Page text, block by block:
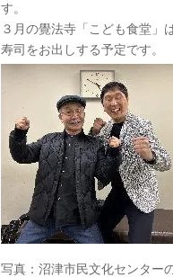
す。
３月の覺法寺「こども食堂」
寿司をお出しする予定です。
写真：沼津市民文化センター